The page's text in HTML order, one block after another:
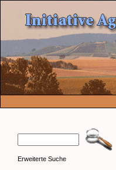
Erweiterte Suche